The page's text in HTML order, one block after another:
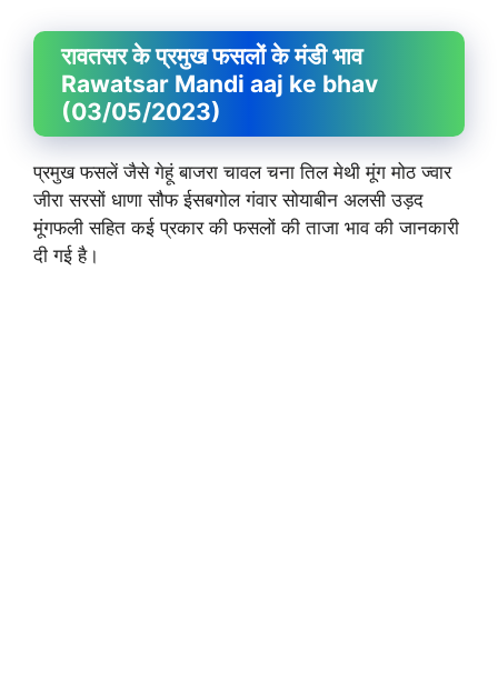
रावतसर के प्रमुख फसलों के मंडी भाव
Rawatsar Mandi aaj ke bhav
(03/05/2023)
प्रमुख फसलें जैसे गेहूं बाजरा चावल चना तिल मेथी मूंग मोठ ज्वार
जीरा सरसों धाणा सौफ ईसबगोल गंवार सोयाबीन अलसी उड़द
मूंगफली सहित कई प्रकार की फसलों की ताजा भाव की जानकारी
दी गई है।